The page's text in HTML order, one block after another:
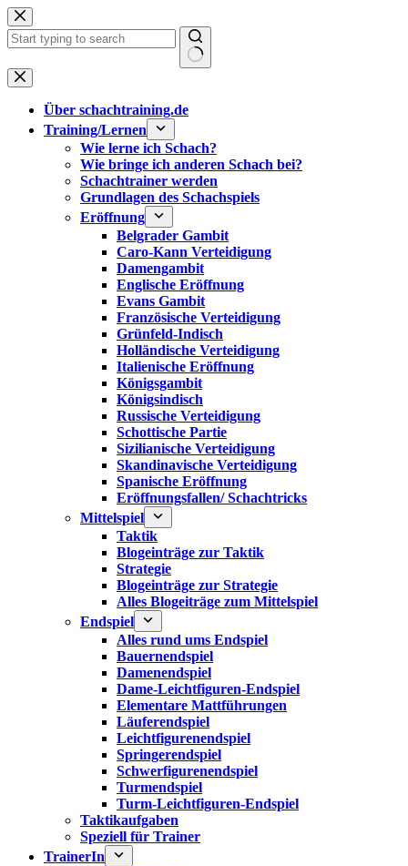
Zum
Inhalt
springen
Keine
Ergebnisse
Über schachtraining.de
Training/Lernen
Wie lerne ich Schach?
Wie bringe ich anderen Schach bei?
Schachtrainer werden
Grundlagen des Schachspiels
Eröffnung
Belgrader Gambit
Caro-Kann Verteidigung
Damengambit
Englische Eröffnung
Evans Gambit
Französische Verteidigung
Grünfeld-Indisch
Holländische Verteidigung
Italienische Eröffnung
Königsgambit
Königsindisch
Russische Verteidigung
Schottische Partie
Sizilianische Verteidigung
Skandinavische Verteidigung
Spanische Eröffnung
Eröffnungsfallen/ Schachtricks
Mittelspiel
Taktik
Blogeinträge zur Taktik
Strategie
Blogeinträge zur Strategie
Alles Blogeiträge zum Mittelspiel
Endspiel
Alles rund ums Endspiel
Bauernendspiel
Damenendspiel
Dame-Leichtfiguren-Endspiel
Elementare Mattführungen
Läuferendspiel
Leichtfigurenendspiel
Springerendspiel
Schwerfigurenendspiel
Turmendspiel
Turm-Leichtfiguren-Endspiel
Taktikaufgaben
Speziell für Trainer
TrainerIn